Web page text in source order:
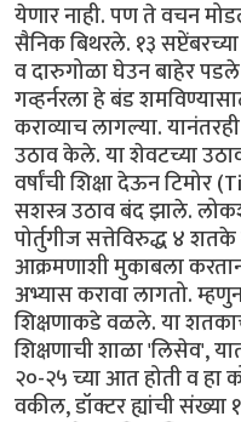
येणार नाही. पण ते वचन
सैनिक बिथरले. १३ सप्टेंबरच्या
व दारुगोळा घेउन बाहेर पडले
गव्हर्नरला हे बंड
कराव्याच लागल्या.
उठाव केले. या शेवटच्या
वर्षांची शिक्षा देऊन
सशस्त्र उठाव बंद झाले.
पोर्तुगीज सत्तेविरुद्ध ४
आक्रमणाशी मुकाबला
अभ्यास करावा लागतो.
शिक्षणाकडे वळले. या
शिक्षणाची शाळा 'लिसेव',
२०-२५ च्या आत होती व हा
वकील, डॉक्टर ह्यांची संख्या